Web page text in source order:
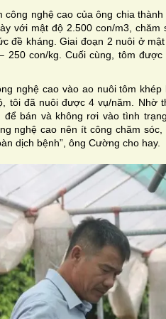
công nghệ cao của ông chia
với mật độ 2.500 con/m3,
đề kháng. Giai đoạn 2 nuôi ở
250 con/kg. Cuối cùng, tôm
nghệ cao vào ao nuôi tôm
tôi đã nuôi được 4 vụ/năm. Nhờ
để bán và không rơi vào tình
nghệ cao nên ít công chăm
dịch bệnh”, ông Cường cho hay.